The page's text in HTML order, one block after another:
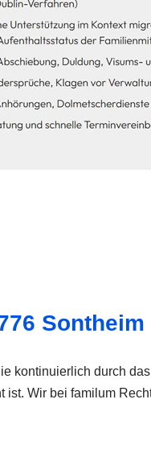
Sontheim
kontinuierlich durch
Wir bei familum